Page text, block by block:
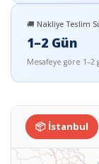
🚚 Nakliye Teslim
1–2 Gün
Mesafeye göre 1–2
📦 İstanbul